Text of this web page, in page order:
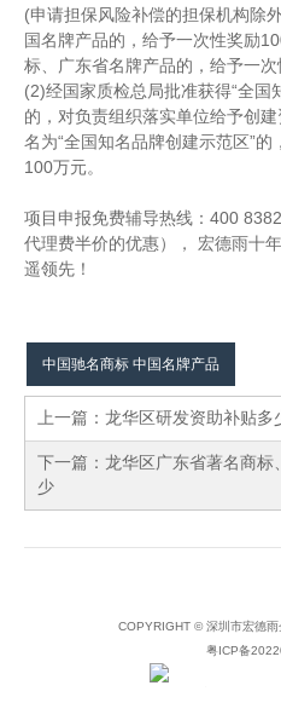
(申请担保风险补偿的担保机构除
国名牌产品的，给予一次性奖励
标、广东省名牌产品的，给予一次
(2)经国家质检总局批准获得“全国
的，对负责组织落实单位给予创
名为“全国知名品牌创建示范区”
100万元。
项目申报免费辅导热线：400
代理费半价的优惠）， 宏德雨十
遥领先！
中国驰名商标 中国名牌产品
上一篇： 龙华区研发资助补贴多
下一篇： 龙华区广东省著名商
少
COPYRIGHT © 深圳市宏德
粤ICP备